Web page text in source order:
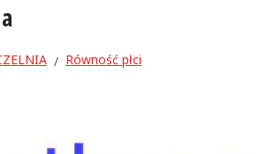
Równość płci